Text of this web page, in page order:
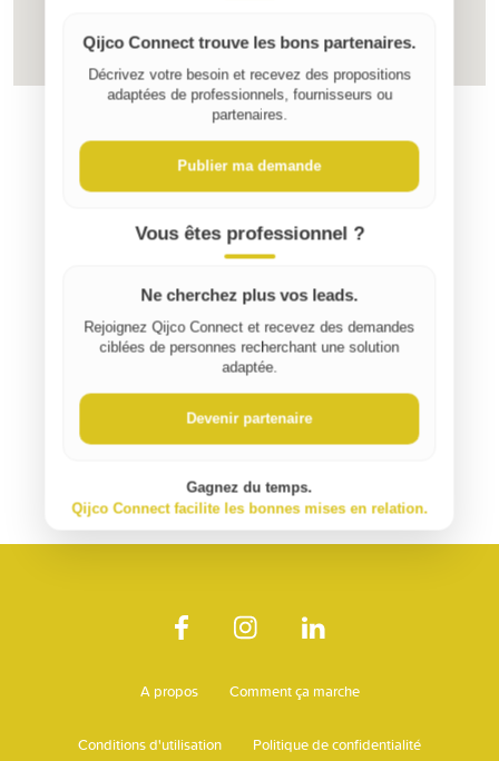
A propos Comment ça marche
Conditions d'utilisation Politique de confidentialité
Qijco Connect trouve les bons partenaires.
Décrivez votre besoin et recevez des propositions
adaptées de professionnels, fournisseurs ou
partenaires.
Publier ma demande
Vous êtes professionnel ?
Ne cherchez plus vos leads.
Rejoignez Qijco Connect et recevez des demandes
ciblées de personnes recherchant une solution
adaptée.
Devenir partenaire
Gagnez du temps.
Qijco Connect facilite les bonnes mises en relation.